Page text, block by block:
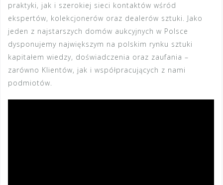
praktyki, jak i szerokiej sieci kontaktów wśród
ekspertów, kolekcjonerów oraz dealerów sztuki. Jako
jeden z najstarszych domów aukcyjnych w Polsce
dysponujemy największym na polskim rynku sztuki
kapitałem wiedzy, doświadczenia oraz zaufania –
zarówno Klientów, jak i współpracujących z nami
podmiotów.